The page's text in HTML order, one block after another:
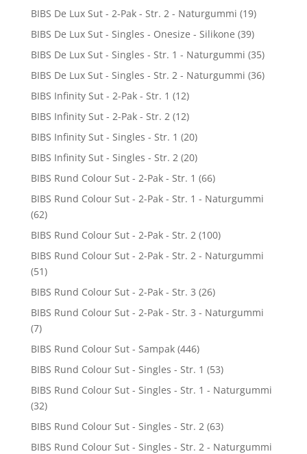
BIBS De Lux Sut - 2-Pak - Str. 2 - Naturgummi (19)
BIBS De Lux Sut - Singles - Onesize - Silikone (39)
BIBS De Lux Sut - Singles - Str. 1 - Naturgummi (35)
BIBS De Lux Sut - Singles - Str. 2 - Naturgummi (36)
BIBS Infinity Sut - 2-Pak - Str. 1 (12)
BIBS Infinity Sut - 2-Pak - Str. 2 (12)
BIBS Infinity Sut - Singles - Str. 1 (20)
BIBS Infinity Sut - Singles - Str. 2 (20)
BIBS Rund Colour Sut - 2-Pak - Str. 1 (66)
BIBS Rund Colour Sut - 2-Pak - Str. 1 - Naturgummi
(62)
BIBS Rund Colour Sut - 2-Pak - Str. 2 (100)
BIBS Rund Colour Sut - 2-Pak - Str. 2 - Naturgummi
(51)
BIBS Rund Colour Sut - 2-Pak - Str. 3 (26)
BIBS Rund Colour Sut - 2-Pak - Str. 3 - Naturgummi
(7)
BIBS Rund Colour Sut - Sampak (446)
BIBS Rund Colour Sut - Singles - Str. 1 (53)
BIBS Rund Colour Sut - Singles - Str. 1 - Naturgummi
(32)
BIBS Rund Colour Sut - Singles - Str. 2 (63)
BIBS Rund Colour Sut - Singles - Str. 2 - Naturgummi